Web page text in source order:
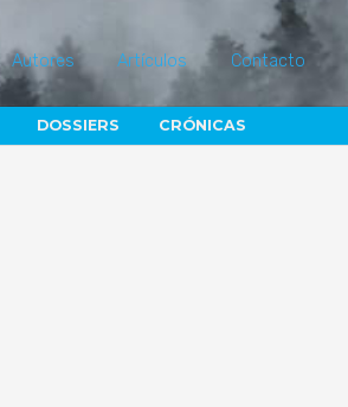
Autores Artículos Contacto
DOSSIERS CRÓNICAS